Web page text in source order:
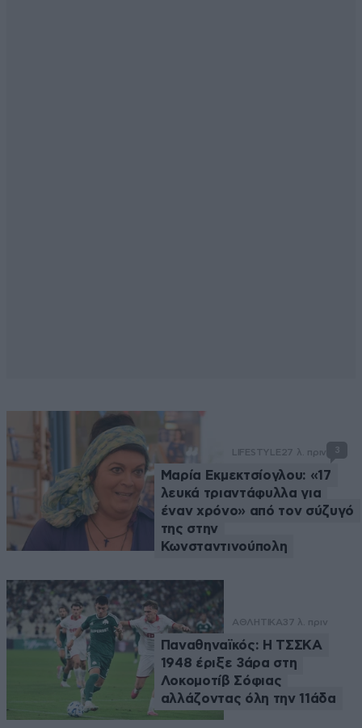
LIFESTYLE27 λ. πριν 3
Μαρία Εκμεκτσίογλου: «17
λευκά τριαντάφυλλα για
έναν χρόνο» από τον σύζυγό
της στην
Κωνσταντινούπολη
ΑΘΛΗΤΙΚΑ37 λ. πριν
Παναθηναϊκός: Η ΤΣΣΚΑ
1948 έριξε 3άρα στη
Λοκομοτίβ Σόφιας
αλλάζοντας όλη την 11άδα